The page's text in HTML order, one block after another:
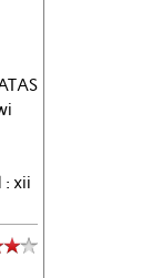
: xii